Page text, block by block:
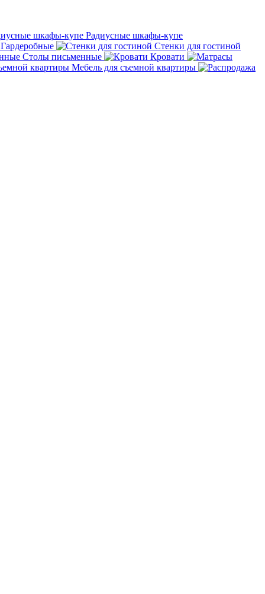
Радиусные шкафы-купе
Гардеробные
Стенки для гостиной
Столы письменные
Кровати
Мебель для съемной квартиры